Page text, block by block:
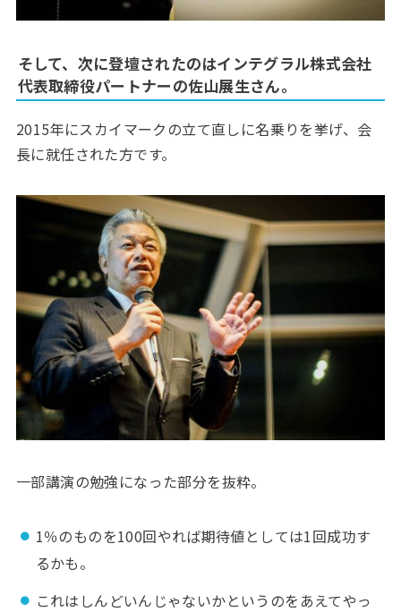
そして、次に登壇されたのはインテグラル株式会社
代表取締役パートナーの佐山展生さん。
2015年にスカイマークの立て直しに名乗りを挙げ、会
長に就任された方です。
一部講演の勉強になった部分を抜粋。
1％のものを100回やれば期待値としては1回成功す
るかも。
これはしんどいんじゃないかというのをあえてやっ